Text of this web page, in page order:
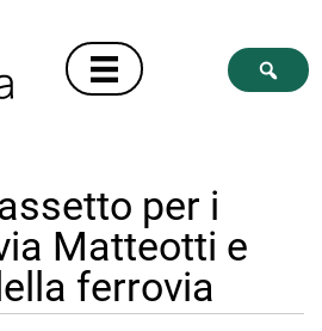
per i
Matteotti e
ferrovia